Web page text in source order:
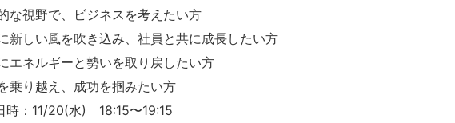
な視野で、ビジネスを考えたい方
新しい風を吹き込み、社員と共に成長したい方
エネルギーと勢いを取り戻したい方
乗り越え、成功を掴みたい方
時：11/20(水) 18:15〜19:15